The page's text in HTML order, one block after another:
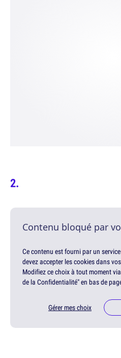
Contenu bloqué par
Ce contenu est fourni par un
devez accepter les cookies dans
Modifiez ce choix à tout moment
de la Confidentialité" en bas de
Gérer mes choix